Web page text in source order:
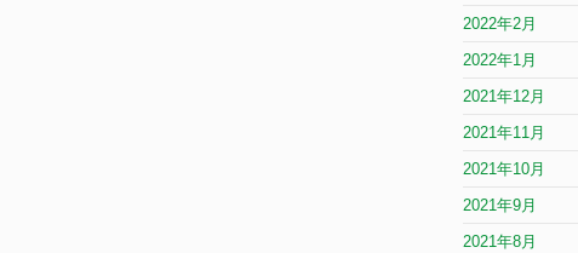
2022年2月
2022年1月
2021年12月
2021年11月
2021年10月
2021年9月
2021年8月